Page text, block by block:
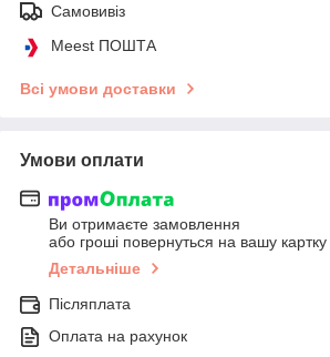
Самовивіз
Meest ПОШТА
Всі умови доставки
Умови оплати
Ви отримаєте замовлення
або гроші повернуться на вашу картку
Детальніше
Післяплата
Оплата на рахунок